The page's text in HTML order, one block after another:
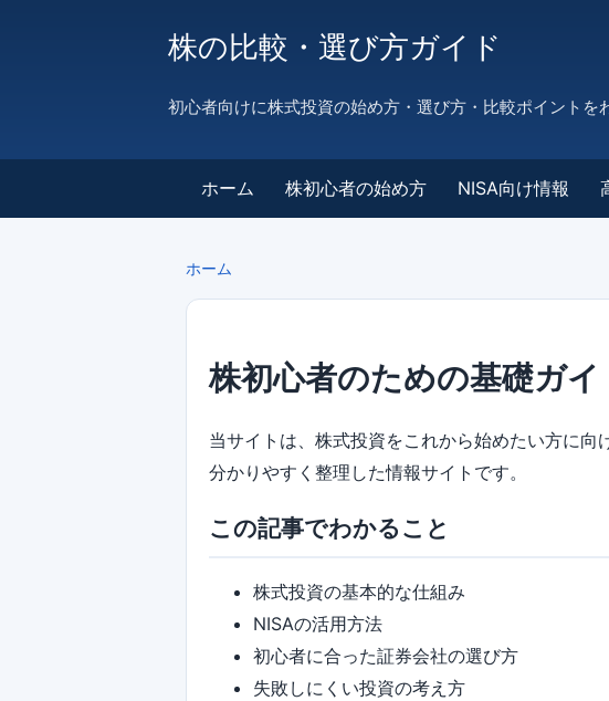
株の比較・選び方ガイド
初心者向けに株式投資の始め方・選び方・比較ポイントを
ホーム 株初心者の始め方 NISA向け情報
ホーム
株初心者のための基礎ガイ
当サイトは、株式投資をこれから始めたい方に向
分かりやすく整理した情報サイトです。
この記事でわかること
株式投資の基本的な仕組み
NISAの活用方法
初心者に合った証券会社の選び方
失敗しにくい投資の考え方